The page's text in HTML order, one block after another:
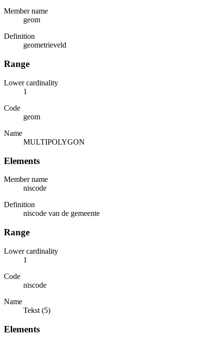
Member name
geom
Definition
geometrieveld
Range
Lower cardinality
1
Code
geom
Name
MULTIPOLYGON
Elements
Member name
niscode
Definition
niscode van de gemeente
Range
Lower cardinality
1
Code
niscode
Name
Tekst (5)
Elements